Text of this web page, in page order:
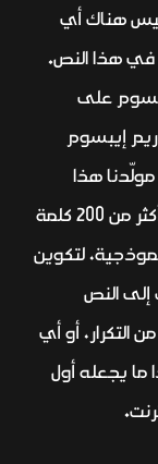
ليس هناك أي
في هذا النص.
على
إيبسوم
هذا
باستخدام كلمات من قاموس يحوي على أكثر من 200 كلمة
لتكوين
النص
التكرار، أو أي
ما يجعله أول